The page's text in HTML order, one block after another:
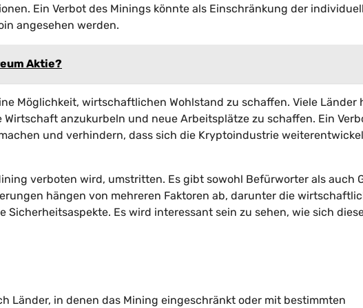
Ein Verbot des Minings könnte als Einschränkung der
angesehen werden.
Aktie?
Möglichkeit, wirtschaftlichen Wohlstand zu schaffen. Viele Länder
anzukurbeln und neue Arbeitsplätze zu schaffen. Ein
und verhindern, dass sich die Kryptoindustrie
verboten wird, umstritten. Es gibt sowohl Befürworter als auch
hängen von mehreren Faktoren ab, darunter die
Es wird interessant sein zu sehen, wie sich
Länder, in denen das Mining eingeschränkt oder mit bestimmten